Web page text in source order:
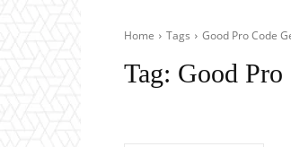
Home Tags Good Pro Code
Tag: Good Pro